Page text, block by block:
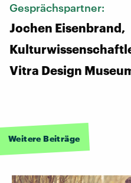
Gesprächspartner:
Jochen Eisenbrand,
Vitra Design
Weitere Beiträge